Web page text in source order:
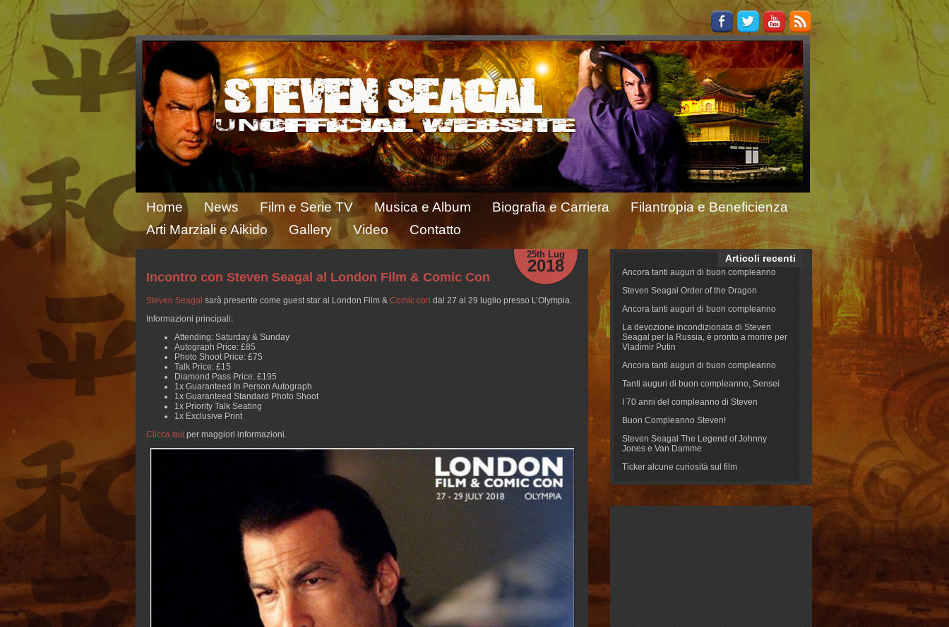
Home News Film e Serie TV Musica e Album Biografia e Carriera
Filantropia e Beneficienza
Arti Marziali e Aikido
Gallery Video Contatto
25th Lug
2018
Incontro con Steven Seagal al London Film & Comic Con
Steven Seagal sarà presente come guest star al London Film & Comic con dal 27 al 29 luglio presso L’Olympia.
Informazioni principali:
Attending: Saturday & Sunday
Autograph Price: £85
Photo Shoot Price: £75
Talk Price: £15
Diamond Pass Price: £195
1x Guaranteed In Person Autograph
1x Guaranteed Standard Photo Shoot
1x Priority Talk Seating
1x Exclusive Print
Clicca qui per maggiori informazioni.
Articoli recenti
Ancora tanti auguri di buon compleanno
Steven Seagal Order of the Dragon
Ancora tanti auguri di buon compleanno
La devozione incondizionata di Steven
Seagal per la Russia, è pronto a morire per
Vladimir Putin
Ancora tanti auguri di buon compleanno
Tanti auguri di buon compleanno, Sensei
I 70 anni del compleanno di Steven
Buon Compleanno Steven!
Steven Seagal The Legend of Johnny
Jones e Van Damme
Ticker alcune curiosità sul film